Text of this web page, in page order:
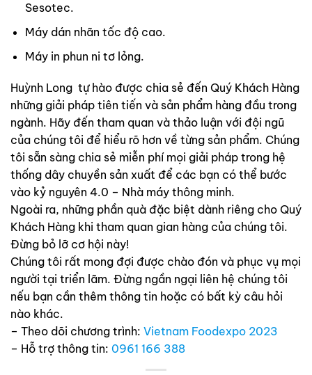
Sesotec.
Máy dán nhãn tốc độ cao.
Máy in phun ni tơ lỏng.
Huỳnh Long tự hào được chia sẻ đến Quý Khách Hàng
những giải pháp tiên tiến và sản phẩm hàng đầu trong
ngành. Hãy đến tham quan và thảo luận với đội ngũ
của chúng tôi để hiểu rõ hơn về từng sản phẩm. Chúng
tôi sẵn sàng chia sẻ miễn phí mọi giải pháp trong hệ
thống dây chuyền sản xuất để các bạn có thể bước
vào kỷ nguyên 4.0 – Nhà máy thông minh.
Ngoài ra, những phần quà đặc biệt dành riêng cho Quý
Khách Hàng khi tham quan gian hàng của chúng tôi.
Đừng bỏ lỡ cơ hội này!
Chúng tôi rất mong đợi được chào đón và phục vụ mọi
người tại triển lãm. Đừng ngần ngại liên hệ chúng tôi
nếu bạn cần thêm thông tin hoặc có bất kỳ câu hỏi
nào khác.
– Theo dõi chương trình: Vietnam Foodexpo 2023
– Hỗ trợ thông tin: 0961 166 388